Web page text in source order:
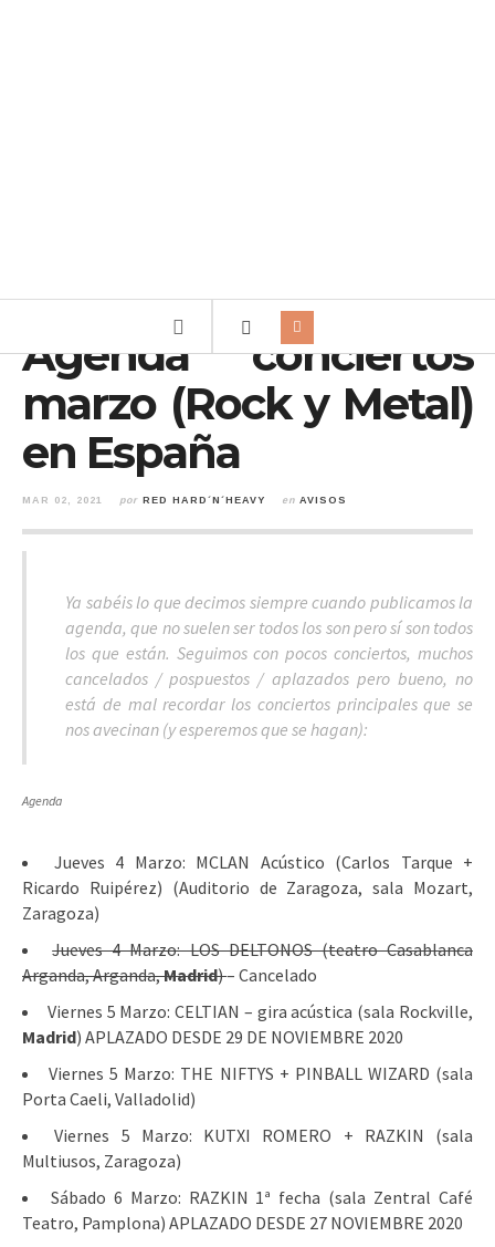
Agenda conciertos
marzo (Rock y Metal)
en España
MAR 02, 2021 por RED HARD´N´HEAVY en AVISOS
Ya sabéis lo que decimos siempre cuando publicamos la
agenda, que no suelen ser todos los son pero sí son todos
los que están. Seguimos con pocos conciertos, muchos
cancelados / pospuestos / aplazados pero bueno, no
está de mal recordar los conciertos principales que se
nos avecinan (y esperemos que se hagan):
Agenda
Jueves 4 Marzo: MCLAN Acústico (Carlos Tarque +
Ricardo Ruipérez) (Auditorio de Zaragoza, sala Mozart,
Zaragoza)
Jueves 4 Marzo: LOS DELTONOS (teatro Casablanca
Arganda, Arganda,Madrid)– Cancelado
Viernes 5 Marzo: CELTIAN – gira acústica (sala Rockville,
Madrid) APLAZADO DESDE 29 DE NOVIEMBRE 2020
Viernes 5 Marzo: THE NIFTYS + PINBALL WIZARD (sala
Porta Caeli, Valladolid)
Viernes 5 Marzo: KUTXI ROMERO + RAZKIN (sala
Multiusos, Zaragoza)
Sábado 6 Marzo: RAZKIN 1ª fecha (sala Zentral Café
Teatro, Pamplona) APLAZADO DESDE 27 NOVIEMBRE 2020